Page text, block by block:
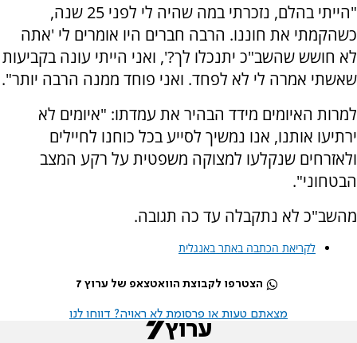
"הייתי בהלם, נזכרתי במה שהיה לי לפני 25 שנה,
כשהקמתי את חוננו. הרבה חברים היו אומרים לי 'אתה
לא חושש שהשב"כ יתנכלו לך?', ואני הייתי עונה בקביעות
שאשתי אמרה לי לא לפחד. ואני פוחד ממנה הרבה יותר".
למרות האיומים מידד הבהיר את עמדתו: "איומים לא
ירתיעו אותנו, אנו נמשיך לסייע בכל כוחנו לחיילים
ולאזרחים שנקלעו למצוקה משפטית על רקע המצב
הבטחוני".
מהשב"כ לא נתקבלה עד כה תגובה.
לקריאת הכתבה באתר באנגלית
הצטרפו לקבוצת הוואטצאפ של ערוץ 7
מצאתם טעות או פרסומת לא ראויה? דווחו לנו